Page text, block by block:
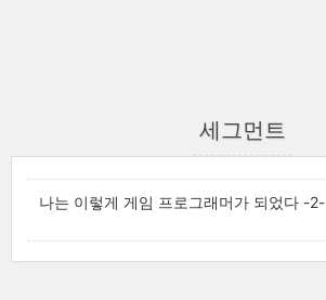
세그먼트
나는 이렇게 게임 프로그래머가 되었다 -2-